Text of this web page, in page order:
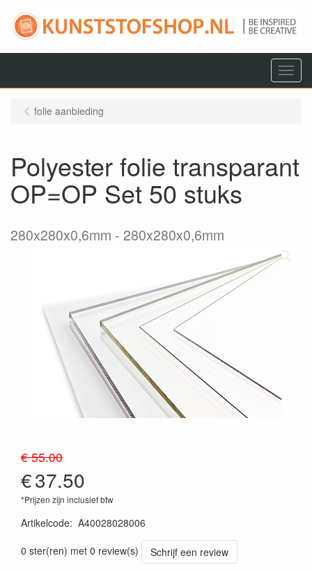
Menu
folie aanbieding
Polyester folie transparant
OP=OP Set 50 stuks
280x280x0,6mm 280x280x0,6mm
€ 55.00
€37.50
*Prijzen zijn inclusief btw
Artikelcode: A40028028006
0 ster(ren) met 0 review(s)
Schrijf een review